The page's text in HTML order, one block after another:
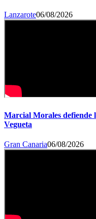
Lanzarote06/08/2026
Marcial Morales defiende
Vegueta
Gran Canaria06/08/2026